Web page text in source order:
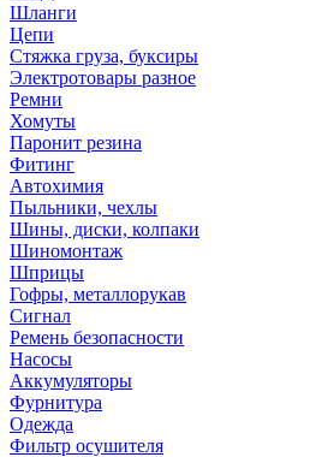
Шланги
Цепи
Стяжка груза, буксиры
Электротовары разное
Ремни
Хомуты
Паронит резина
Фитинг
Автохимия
Пыльники, чехлы
Шины, диски, колпаки
Шиномонтаж
Шприцы
Гофры, металлорукав
Сигнал
Ремень безопасности
Насосы
Аккумуляторы
Фурнитура
Одежда
Фильтр осушителя